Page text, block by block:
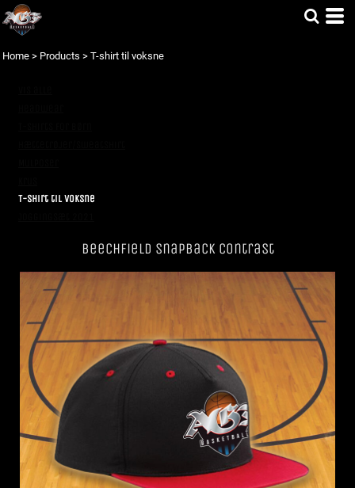
Home > Products > T-shirt til voksne
T-shirt til voksne
Beechfield SnapBack Contrast